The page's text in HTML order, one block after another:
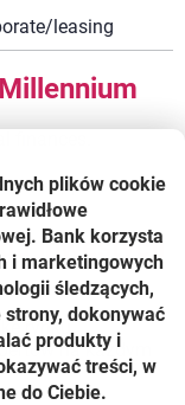
leasing
support
inwestycji
rynku
na każdym
plików cookie
Bank korzysta
i marketingowych
śledzących,
dokonywać
produkty i
treści, w
do Ciebie.